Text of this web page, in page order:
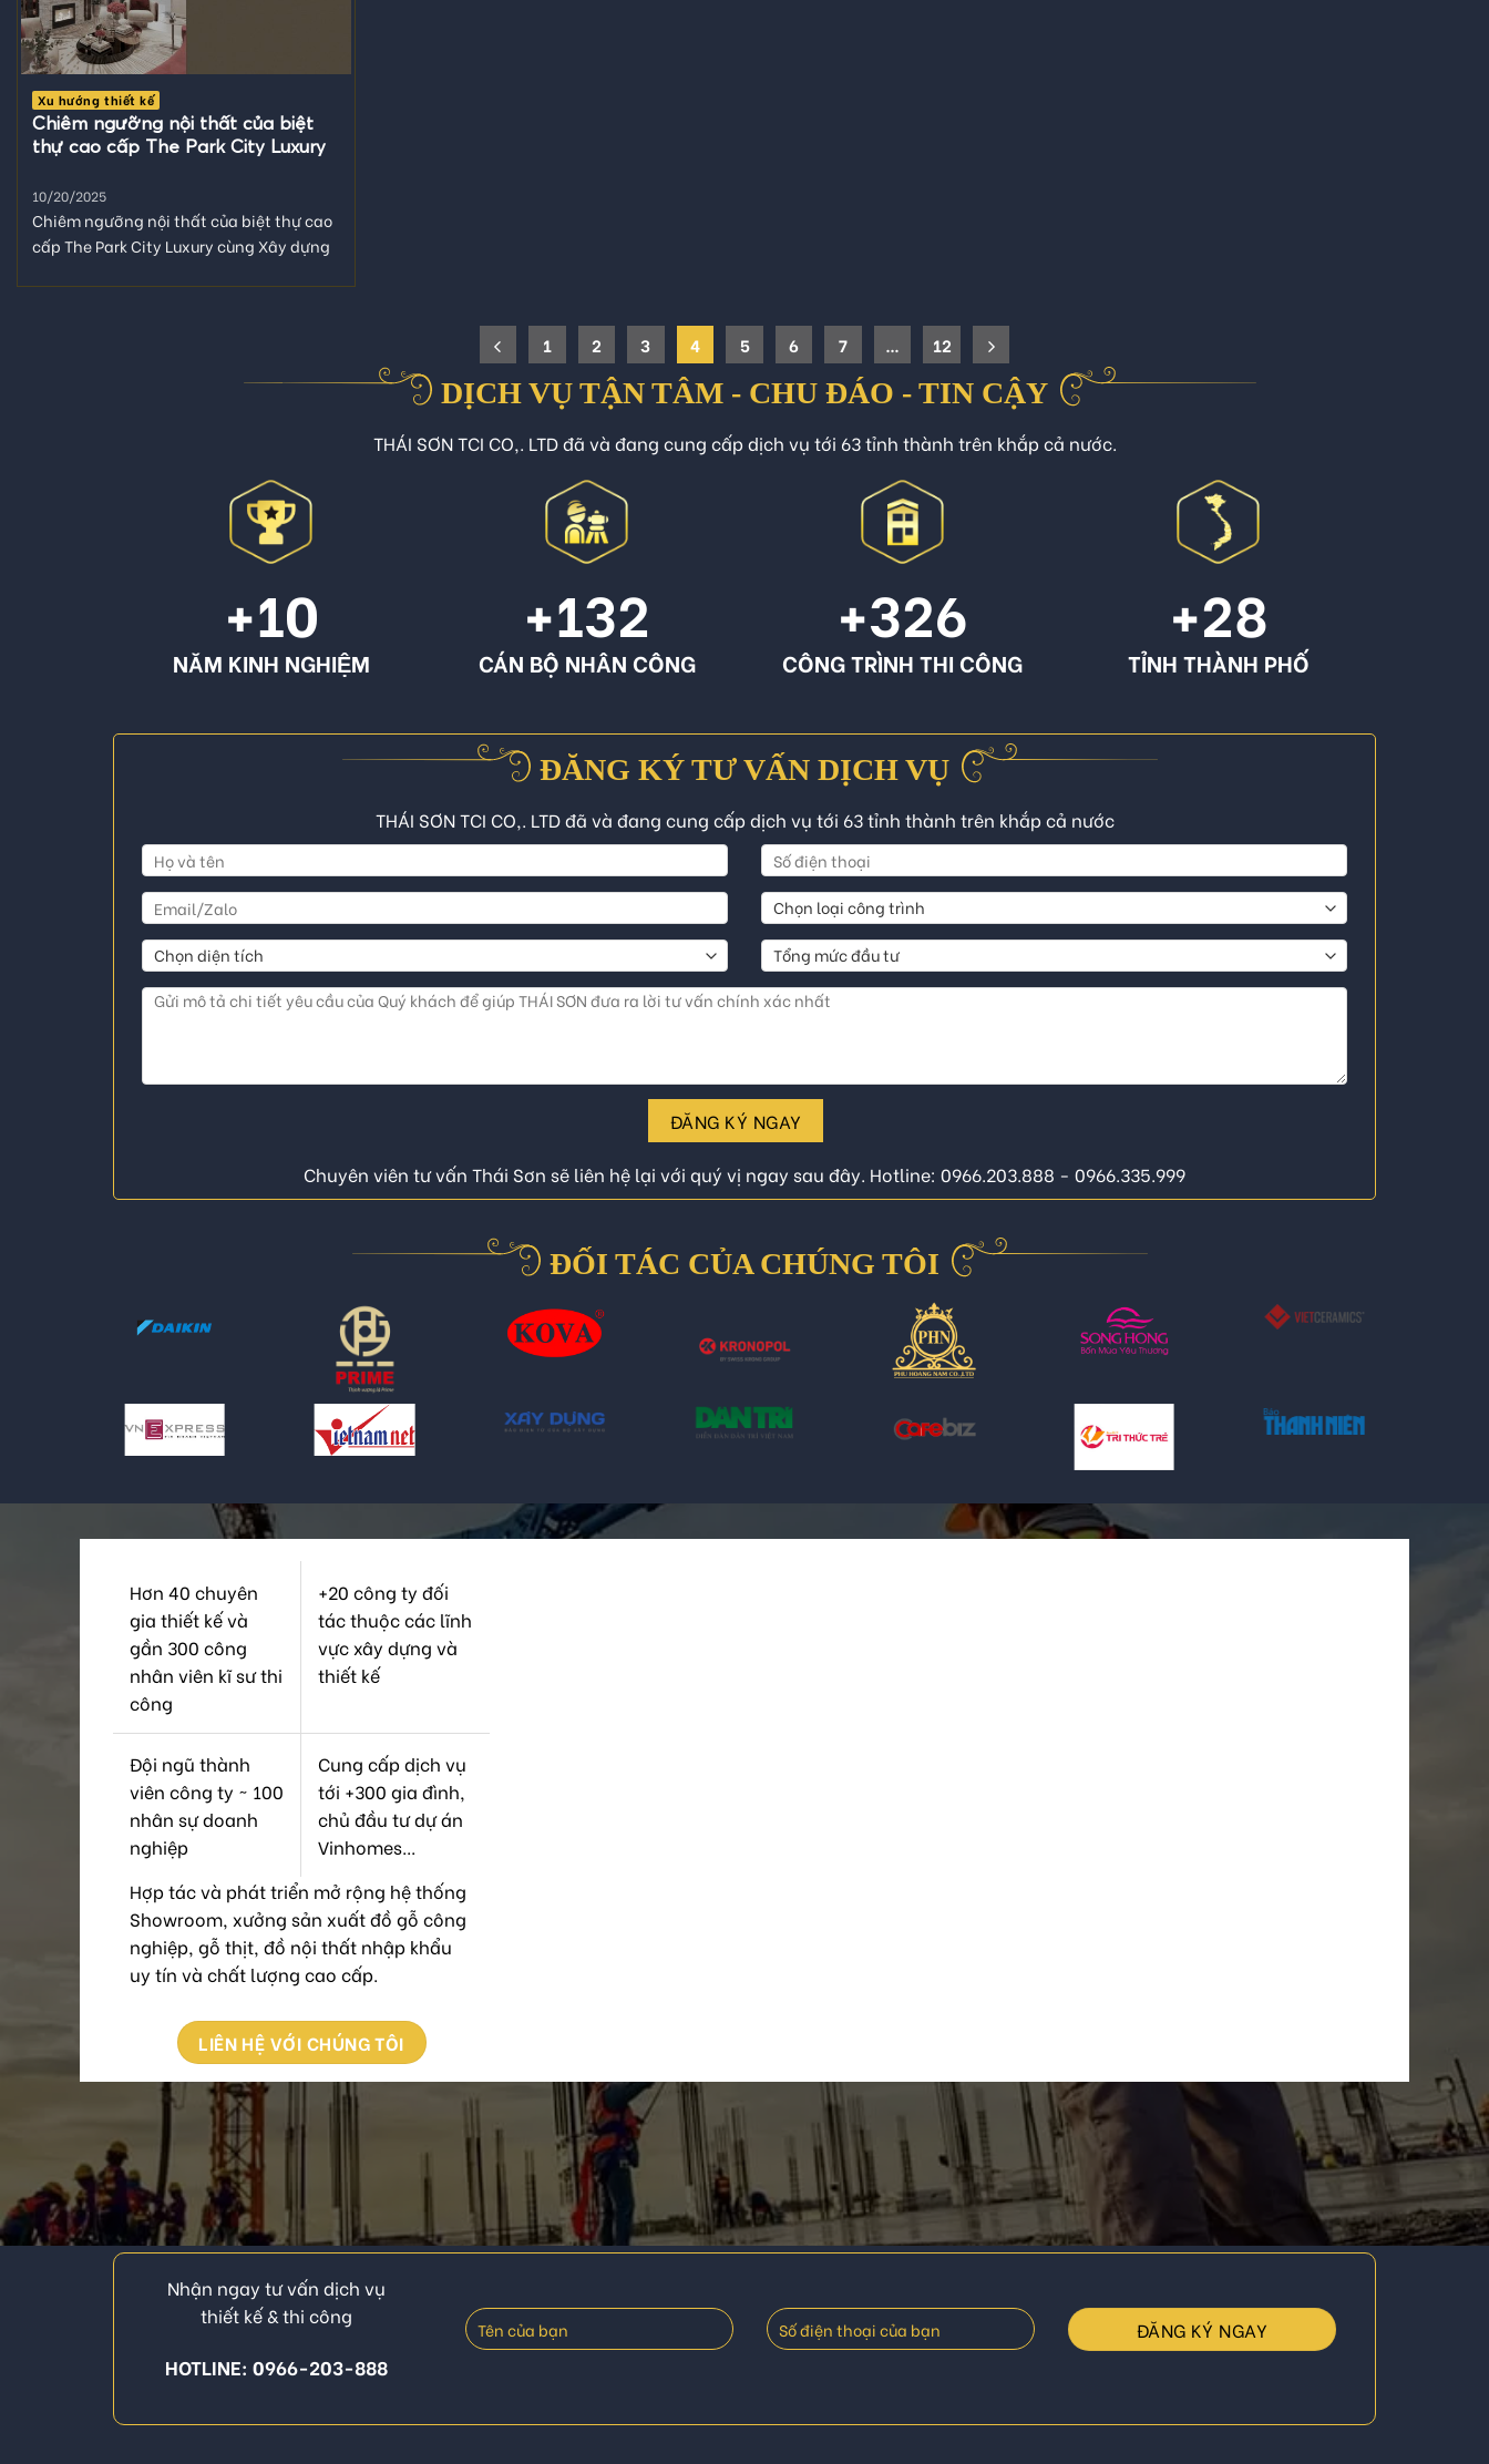
Xu hướng thiết kế
Chiêm ngưỡng nội thất của biệt
thự cao cấp The Park City Luxury
10/20/2025
Chiêm ngưỡng nội thất của biệt thự cao
cấp The Park City Luxury cùng Xây dựng
1 2 3 4 5 6 7 … 12
DỊCH VỤ TẬN TÂM - CHU ĐÁO - TIN CẬY
THÁI SƠN TCI CO,. LTD đã và đang cung cấp dịch vụ tới 63 tỉnh thành trên khắp cả nước.
+10
NĂM KINH NGHIỆM
+132
CÁN BỘ NHÂN CÔNG
+326
CÔNG TRÌNH THI CÔNG
+28
TỈNH THÀNH PHỐ
ĐĂNG KÝ TƯ VẤN DỊCH VỤ
THÁI SƠN TCI CO,. LTD đã và đang cung cấp dịch vụ tới 63 tỉnh thành trên khắp cả nước
ĐĂNG KÝ NGAY
Chuyên viên tư vấn Thái Sơn sẽ liên hệ lại với quý vị ngay sau đây. Hotline: 0966.203.888 - 0966.335.999
ĐỐI TÁC CỦA CHÚNG TÔI
Hơn 40 chuyên
gia thiết kế và
gần 300 công
nhân viên kĩ sư thi
công
+20 công ty đối
tác thuộc các lĩnh
vực xây dựng và
thiết kế
Đội ngũ thành
viên công ty ~ 100
nhân sự doanh
nghiệp
Cung cấp dịch vụ
tới +300 gia đình,
chủ đầu tư dự án
Vinhomes...
Hợp tác và phát triển mở rộng hệ thống
Showroom, xưởng sản xuất đồ gỗ công
nghiệp, gỗ thịt, đồ nội thất nhập khẩu
uy tín và chất lượng cao cấp.
LIÊN HỆ VỚI CHÚNG TÔI
Nhận ngay tư vấn dịch vụ
thiết kế & thi công
HOTLINE: 0966-203-888